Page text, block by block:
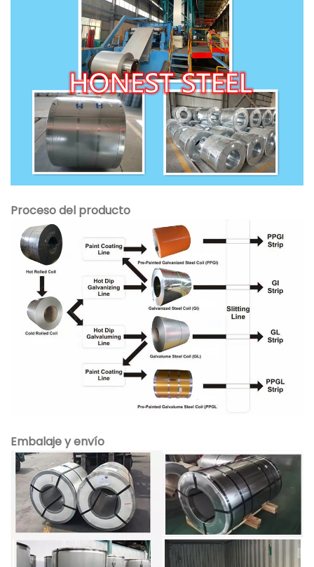
Proceso del producto
Embalaje y envío